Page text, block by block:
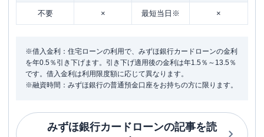
不要 × 最短当日※ ×
※借入金利：住宅ローンの利用で、みずほ銀行カードローンの金利
を年0.5％引き下げます。引き下げ適用後の金利は年1.5％～13.5％
です。借入金利は利用限度額に応じて異なります。
※融資時間：みずほ銀行の普通預金口座をお持ちの方に限ります。
みずほ銀行カードローンの記事を読